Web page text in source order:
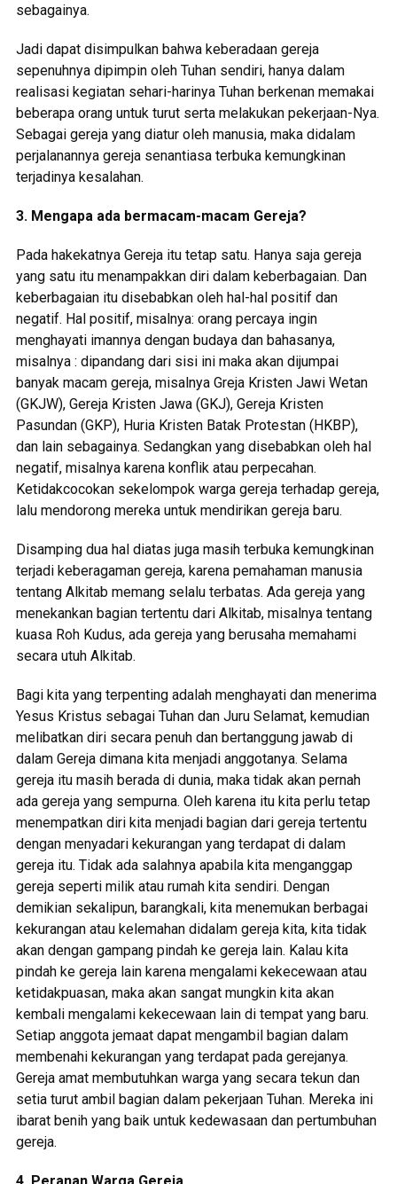
sebagainya.
Jadi dapat disimpulkan bahwa keberadaan gereja
sepenuhnya dipimpin oleh Tuhan sendiri, hanya dalam
realisasi kegiatan sehari-harinya Tuhan berkenan memakai
beberapa orang untuk turut serta melakukan pekerjaan-Nya.
Sebagai gereja yang diatur oleh manusia, maka didalam
perjalanannya gereja senantiasa terbuka kemungkinan
terjadinya kesalahan.
3. Mengapa ada bermacam-macam Gereja?
Pada hakekatnya Gereja itu tetap satu. Hanya saja gereja
yang satu itu menampakkan diri dalam keberbagaian. Dan
keberbagaian itu disebabkan oleh hal-hal positif dan
negatif. Hal positif, misalnya: orang percaya ingin
menghayati imannya dengan budaya dan bahasanya,
misalnya : dipandang dari sisi ini maka akan dijumpai
banyak macam gereja, misalnya Greja Kristen Jawi Wetan
(GKJW), Gereja Kristen Jawa (GKJ), Gereja Kristen
Pasundan (GKP), Huria Kristen Batak Protestan (HKBP),
dan lain sebagainya. Sedangkan yang disebabkan oleh hal
negatif, misalnya karena konflik atau perpecahan.
Ketidakcocokan sekelompok warga gereja terhadap gereja,
lalu mendorong mereka untuk mendirikan gereja baru.
Disamping dua hal diatas juga masih terbuka kemungkinan
terjadi keberagaman gereja, karena pemahaman manusia
tentang Alkitab memang selalu terbatas. Ada gereja yang
menekankan bagian tertentu dari Alkitab, misalnya tentang
kuasa Roh Kudus, ada gereja yang berusaha memahami
secara utuh Alkitab.
Bagi kita yang terpenting adalah menghayati dan menerima
Yesus Kristus sebagai Tuhan dan Juru Selamat, kemudian
melibatkan diri secara penuh dan bertanggung jawab di
dalam Gereja dimana kita menjadi anggotanya. Selama
gereja itu masih berada di dunia, maka tidak akan pernah
ada gereja yang sempurna. Oleh karena itu kita perlu tetap
menempatkan diri kita menjadi bagian dari gereja tertentu
dengan menyadari kekurangan yang terdapat di dalam
gereja itu. Tidak ada salahnya apabila kita menganggap
gereja seperti milik atau rumah kita sendiri. Dengan
demikian sekalipun, barangkali, kita menemukan berbagai
kekurangan atau kelemahan didalam gereja kita, kita tidak
akan dengan gampang pindah ke gereja lain. Kalau kita
pindah ke gereja lain karena mengalami kekecewaan atau
ketidakpuasan, maka akan sangat mungkin kita akan
kembali mengalami kekecewaan lain di tempat yang baru.
Setiap anggota jemaat dapat mengambil bagian dalam
membenahi kekurangan yang terdapat pada gerejanya.
Gereja amat membutuhkan warga yang secara tekun dan
setia turut ambil bagian dalam pekerjaan Tuhan. Mereka ini
ibarat benih yang baik untuk kedewasaan dan pertumbuhan
gereja.
4. Peranan Warga Gereja